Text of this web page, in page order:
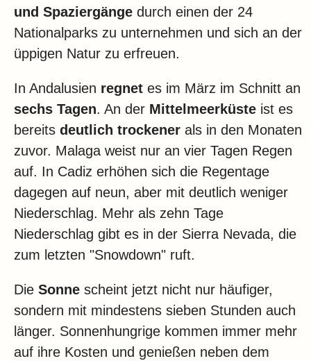
und Spaziergänge durch einen der 24
Nationalparks zu unternehmen und sich an der
üppigen Natur zu erfreuen.
In Andalusien regnet es im März im Schnitt an
sechs Tagen. An der Mittelmeerküste ist es
bereits deutlich trockener als in den Monaten
zuvor. Malaga weist nur an vier Tagen Regen
auf. In Cadiz erhöhen sich die Regentage
dagegen auf neun, aber mit deutlich weniger
Niederschlag. Mehr als zehn Tage
Niederschlag gibt es in der Sierra Nevada, die
zum letzten "Snowdown" ruft.
Die Sonne scheint jetzt nicht nur häufiger,
sondern mit mindestens sieben Stunden auch
länger. Sonnenhungrige kommen immer mehr
auf ihre Kosten und genießen neben dem